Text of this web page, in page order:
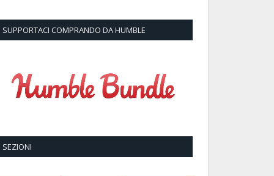
SUPPORTACI COMPRANDO DA HUMBLE
SEZIONI